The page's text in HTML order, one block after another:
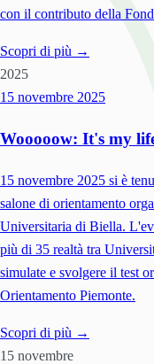
con il contributo della
Scopri di più →
2025
15 novembre 2025
Wooooow: It's my
15 novembre 2025 si è
salone di orientamento
Universitaria di Biella.
più di 35 realtà tra
simulate e svolgere il test
Orientamento Piemonte.
Scopri di più →
15 novembre